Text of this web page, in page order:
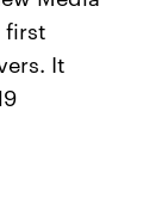
first
It